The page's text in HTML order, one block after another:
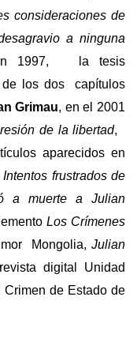
consideraciones de
a ninguna
1997, la tesis
los dos capítulos
Grimau, en el 2001
de la libertad,
aparecidos en
Intentos frustrados de
a muerte a Julian
Los Crímenes
Mongolia,Julian
digital Unidad
de Estado de